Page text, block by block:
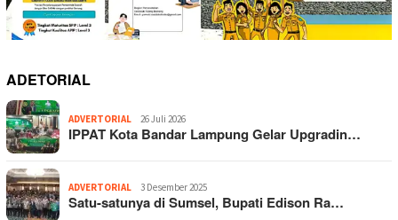
ADETORIAL
ADVERTORIAL 26 Juli 2026
IPPAT Kota Bandar Lampung Gelar Upgradin…
ADVERTORIAL 3 Desember 2025
Satu-satunya di Sumsel, Bupati Edison Ra…